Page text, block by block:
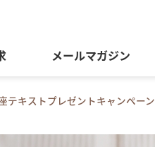
メールマガジン
テキストプレゼントキャンペーン